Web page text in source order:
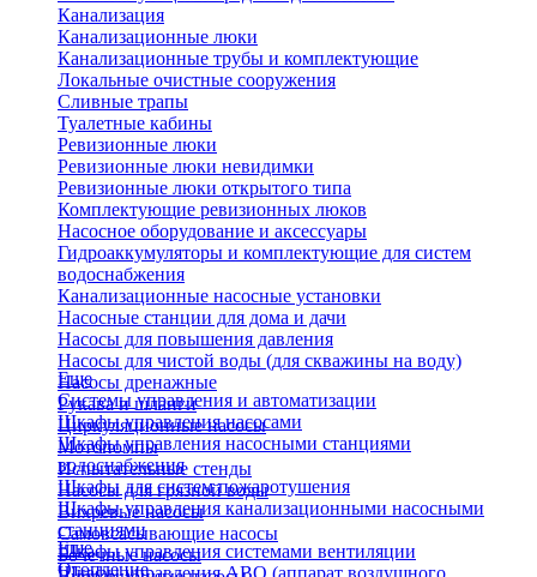
Канализация
Канализационные люки
Канализационные трубы и комплектующие
Локальные очистные сооружения
Сливные трапы
Туалетные кабины
Ревизионные люки
Ревизионные люки невидимки
Ревизионные люки открытого типа
Комплектующие ревизионных люков
Насосное оборудование и аксессуары
Гидроаккумуляторы и комплектующие для систем
водоснабжения
Канализационные насосные установки
Насосные станции для дома и дачи
Насосы для повышения давления
Насосы для чистой воды (для скважины на воду)
Насосы дренажные
Рукава и шланги
Циркуляционные насосы
Мотопомпы
Испытательные стенды
Насосы для грязной воды
Вихревые насосы
Самовсасывающие насосы
Бочечные насосы
Еще
Системы управления и автоматизации
Шкафы управления насосами
Шкафы управления насосными станциями
водоснабжения
Шкафы для систем пожаротушения
Шкафы управления канализационными насосными
станциями
Шкафы управления системами вентиляции
Шкафы управления АВО (аппарат воздушного
Еще
Отопление